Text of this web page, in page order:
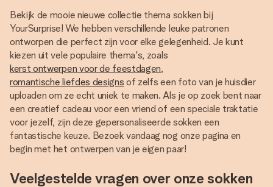
Bekijk de mooie nieuwe collectie thema sokken bij
YourSurprise! We hebben verschillende leuke patronen
ontworpen die perfect zijn voor elke gelegenheid. Je kunt
kiezen uit vele populaire thema's, zoals
kerst ontwerpen voor de feestdagen,
romantische liefdes designs of zelfs een foto van je huisdier
uploaden om ze echt uniek te maken. Als je op zoek bent naar
een creatief cadeau voor een vriend of een speciale traktatie
voor jezelf, zijn deze gepersonaliseerde sokken een
fantastische keuze. Bezoek vandaag nog onze pagina en
begin met het ontwerpen van je eigen paar!
Veelgestelde vragen over onze sokken